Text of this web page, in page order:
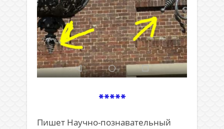
*****
Пишет Научно-познавательный